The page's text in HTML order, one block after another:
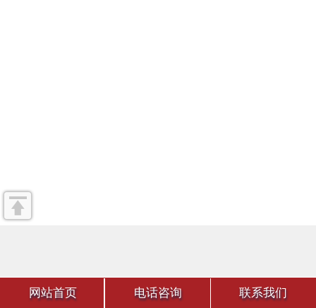
网站首页 电话咨询 联系我们